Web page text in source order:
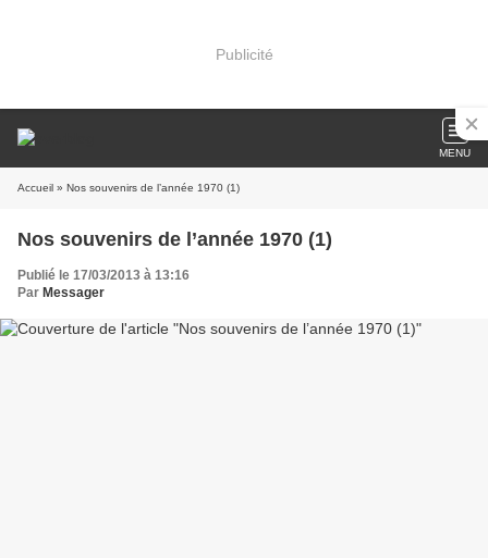
Publicité
MENU
Accueil » Nos souvenirs de l’année 1970 (1)
Nos souvenirs de l’année 1970 (1)
Publié le 17/03/2013 à 13:16
Par Messager